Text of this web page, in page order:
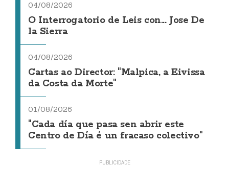
04/08/2026
O Interrogatorio de Leis con... Jose De
la Sierra
04/08/2026
Cartas ao Director: "Malpica, a Eivissa
da Costa da Morte"
01/08/2026
"Cada día que pasa sen abrir este
Centro de Día é un fracaso colectivo"